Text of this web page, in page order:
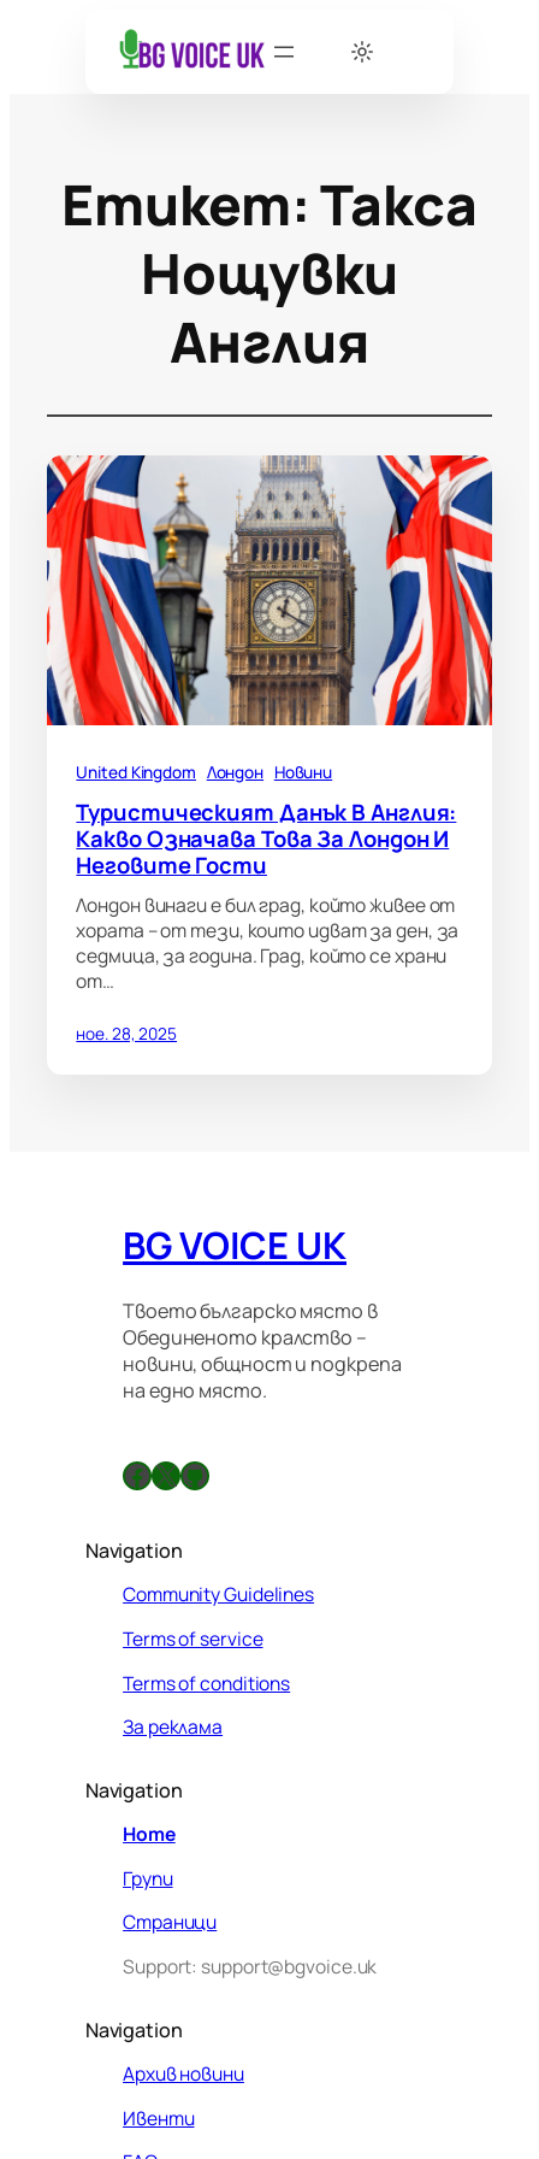
Етикет:Такса
Нощувки
Англия
United Kingdom Лондон Новини
Туристическият Данък В Англия:
Какво Означава Това За Лондон И
Неговите Гости
Лондон винаги е бил град, който живее от
хората – от тези, които идват за ден, за
седмица, за година. Град, който се храни
от…
ное. 28, 2025
BG VOICE UK
Твоето българско място в
Обединеното кралство –
новини, общност и подкрепа
на едно място.
Facebook X GitHub
Navigation
Community Guidelines
Terms of service
Terms of conditions
За реклама
Navigation
Home
Групи
Страници
Support: support@bgvoice.uk
Navigation
Архив новини
Ивенти